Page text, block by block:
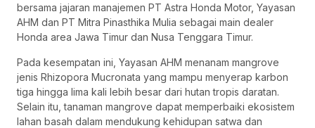
bersama jajaran manajemen PT Astra Honda Motor, Yayasan
AHM dan PT Mitra Pinasthika Mulia sebagai main dealer
Honda area Jawa Timur dan Nusa Tenggara Timur.
Pada kesempatan ini, Yayasan AHM menanam mangrove
jenis Rhizopora Mucronata yang mampu menyerap karbon
tiga hingga lima kali lebih besar dari hutan tropis daratan.
Selain itu, tanaman mangrove dapat memperbaiki ekosistem
lahan basah dalam mendukung kehidupan satwa dan